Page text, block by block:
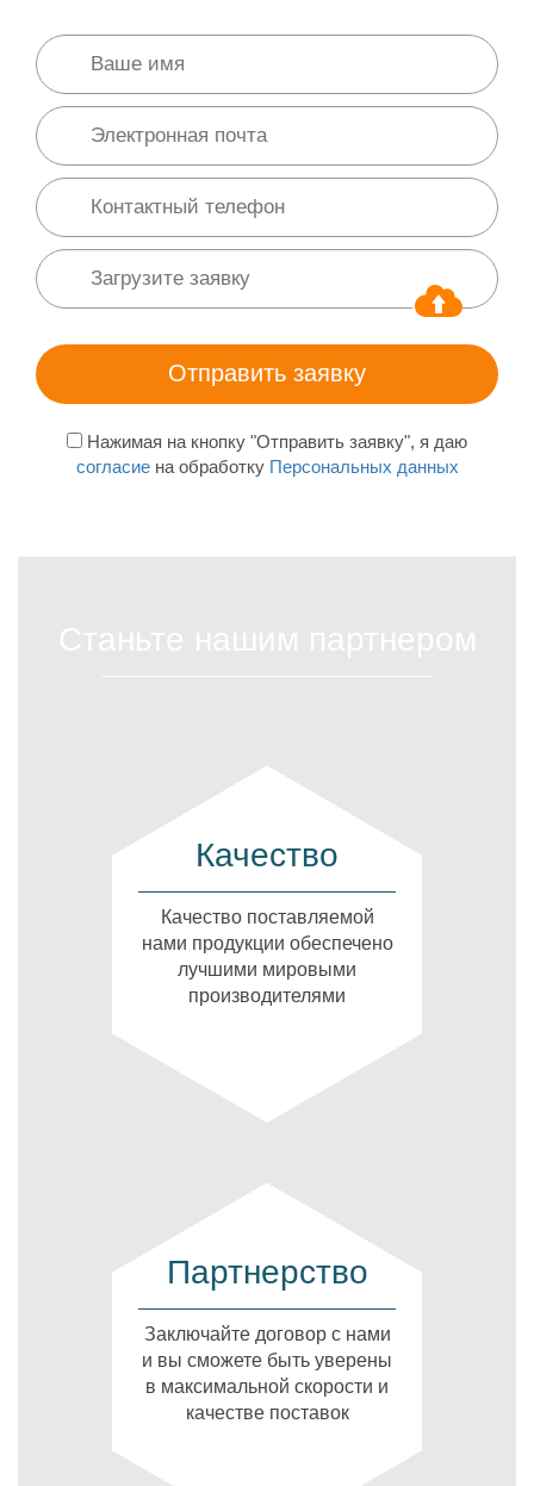
Нажимая на кнопку "Отправить заявку", я даю
согласиена обработку Персональных данных
Качество
Качество поставляемой
нами продукции обеспечено
лучшими мировыми
производителями
Партнерство
Заключайте договор с нами
и вы сможете быть уверены
в максимальной скорости и
качестве поставок